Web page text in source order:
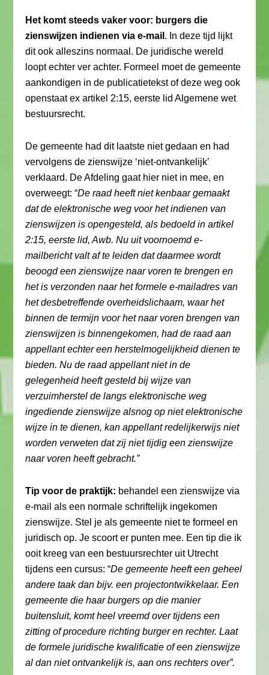
Het komt steeds vaker voor: burgers die
zienswijzen indienen via e-mail . In deze tijd lijkt
dit ook alleszins normaal. De juridische wereld
loopt echter ver achter. Formeel moet de gemeente
aankondigen in de publicatietekst of deze weg ook
openstaat ex artikel 2:15, eerste lid Algemene wet
bestuursrecht.
De gemeente had dit laatste niet gedaan en had
vervolgens de zienswijze ‘niet-ontvankelijk’
verklaard. De Afdeling gaat hier niet in mee, en
overweegt: “De raad heeft niet kenbaar gemaakt
dat de elektronische weg voor het indienen van
zienswijzen is opengesteld, als bedoeld in artikel
2:15, eerste lid, Awb. Nu uit voornoemd e-
mailbericht valt af te leiden dat daarmee wordt
beoogd een zienswijze naar voren te brengen en
het is verzonden naar het formele e-mailadres van
het desbetreffende overheidslichaam, waar het
binnen de termijn voor het naar voren brengen van
zienswijzen is binnengekomen, had de raad aan
appellant echter een herstelmogelijkheid dienen te
bieden. Nu de raad appellant niet in de
gelegenheid heeft gesteld bij wijze van
verzuimherstel de langs elektronische weg
ingediende zienswijze alsnog op niet elektronische
wijze in te dienen, kan appellant redelijkerwijs niet
worden verweten dat zij niet tijdig een zienswijze
naar voren heeft gebracht.”
Tip voor de praktijk: behandel een zienswijze via
e-mail als een normale schriftelijk ingekomen
zienswijze. Stel je als gemeente niet te formeel en
juridisch op. Je scoort er punten mee. Een tip die ik
ooit kreeg van een bestuursrechter uit Utrecht
tijdens een cursus: “De gemeente heeft een geheel
andere taak dan bijv. een projectontwikkelaar. Een
gemeente die haar burgers op die manier
buitensluit, komt heel vreemd over tijdens een
zitting of procedure richting burger en rechter. Laat
de formele juridische kwalificatie of een zienswijze
al dan niet ontvankelijk is, aan ons rechters over”.